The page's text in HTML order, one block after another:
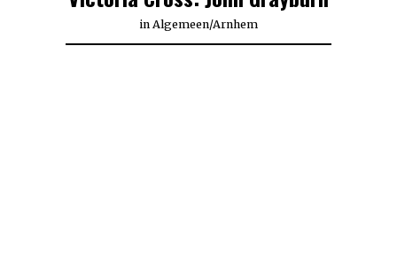
in Algemeen/Arnhem